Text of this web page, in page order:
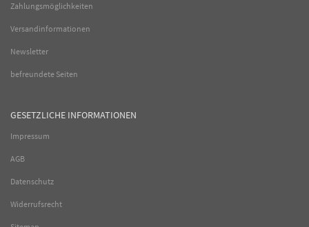
Zahlungsmöglichkeiten
Versandinformationen
Newsletter
befreundete Seiten
GESETZLICHE INFORMATIONEN
Impressum
AGB
Datenschutz
Widerrufsrecht